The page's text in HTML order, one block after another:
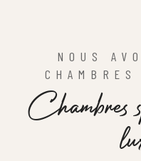
NOUS
Chambres
lu